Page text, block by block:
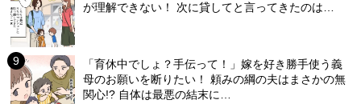
が理解できない！ 次に貸してと言ってきたのは…
「育休中でしょ？手伝って！」嫁を好き勝手使う義
母のお願いを断りたい！ 頼みの綱の夫はまさかの無
関心!? 自体は最悪の結末に…